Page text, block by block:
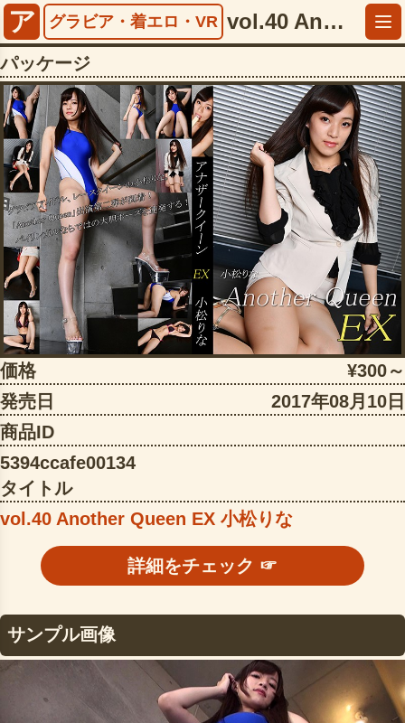
ア グラビア・着エロ・VR vol.40 Another Queen EX 小松りな【5394ccafe00134】
パッケージ
価格
¥300～
発売日
2017年08月10日
商品ID
5394ccafe00134
タイトル
vol.40 Another Queen EX 小松りな
詳細をチェック ☞
サンプル画像